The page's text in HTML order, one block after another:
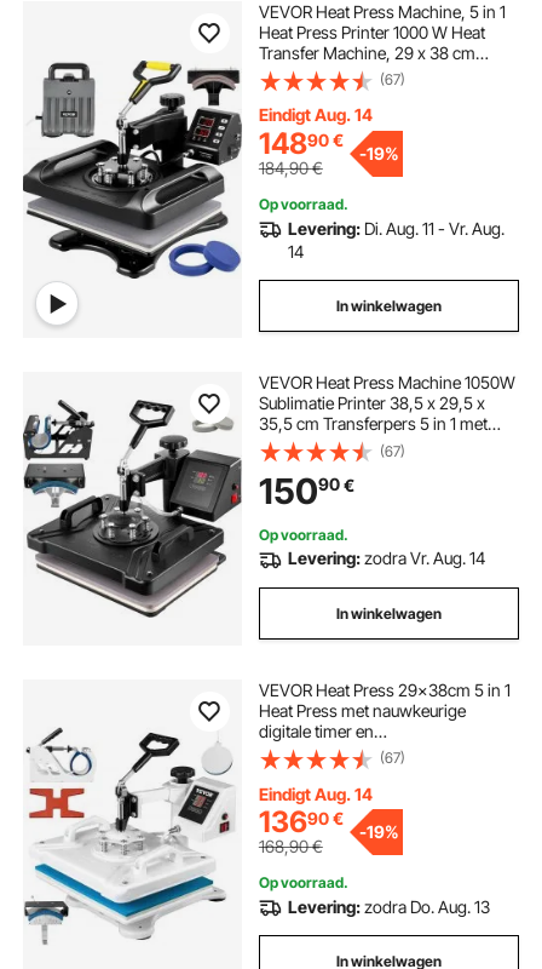
VEVOR Heat Press Machine, 5 in 1
Heat Press Printer 1000 W Heat
Transfer Machine, 29 x 38 cm
Textielpers Drukmachine 20
misschien 25 Diameter, Heat
Transfer Print Zwart 200 ℃ Kleding
Heat Press
(67)
Eindigt Aug. 14
14890€
184,90€
-19%
Op voorraad.
Levering: Di. Aug. 11 - Vr. Aug.
14
In winkelwagen
VEVOR Heat Press Machine 1050W
Sublimatie Printer 38,5 x 29,5 x
35,5 cm Transferpers 5 in 1 met
Digitale Praktische Controller,
Duurzaam en Betrouwbaar
Handvat, 360° Rotatieontwerp en
Isolatiekussen
(67)
15090€
Op voorraad.
Levering:zodra Vr. Aug. 14
In winkelwagen
VEVOR Heat Press 29x38cm 5 in 1
Heat Press met nauwkeurige
digitale timer en
temperatuurregeling 360 graden,
witte Heat Press-machine voor
schoenen, T-shirts en mokken
(67)
Eindigt Aug. 14
13690€
168,90€
-19%
Op voorraad.
Levering:zodra Do. Aug. 13
In winkelwagen